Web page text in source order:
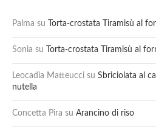
Palma su Torta-crostata Tiramisù al
Sonia su Torta-crostata Tiramisù al
Leocadia Matteucci su Sbriciolata al
nutella
Concetta Pira su Arancino di riso